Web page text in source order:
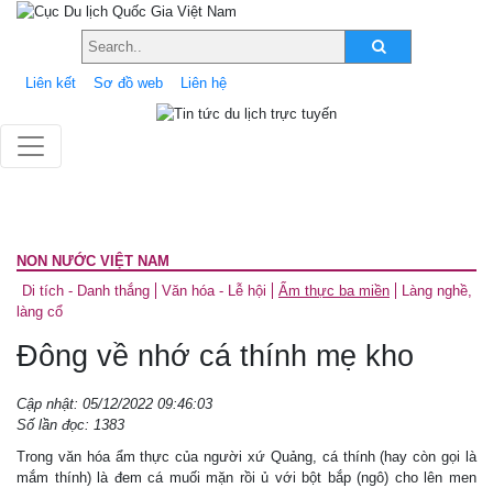
Liên kết Sơ đồ web Liên hệ
NON NƯỚC VIỆT NAM
Di tích - Danh thắng
Văn hóa - Lễ hội Ẩm thực ba miền
Làng nghề,
làng cổ
Đông về nhớ cá thính mẹ kho
Cập nhật: 05/12/2022 09:46:03
Số lần đọc: 1383
Trong văn hóa ẩm thực của người xứ Quảng, cá thính (hay còn gọi là
mắm thính) là đem cá muối mặn rồi ủ với bột bắp (ngô) cho lên men